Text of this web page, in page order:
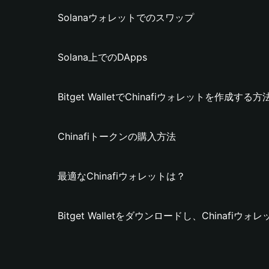
Solanaウォレットでのスワップ
Solana上でのDApps
Bitget WalletでChinafiウォレットを作成する方
Chinafiトークンの購入方法
最適なChinafiウォレットは？
Bitget Walletをダウンロードし、Chinafiウォレ